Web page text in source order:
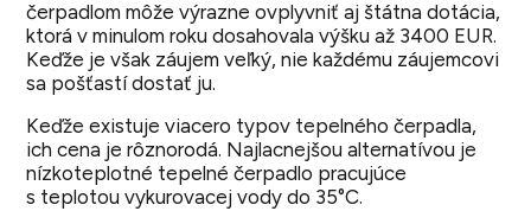
čerpadlom môže výrazne ovplyvniť aj štátna dotácia,
ktorá v minulom roku dosahovala výšku až 3400 EUR.
Keďže je však záujem veľký, nie každému záujemcovi
sa pošťastí dostať ju.
Keďže existuje viacero typov tepelného čerpadla,
ich cena je rôznorodá. Najlacnejšou alternatívou je
nízkoteplotné tepelné čerpadlo pracujúce
s teplotou vykurovacej vody do 35°C.